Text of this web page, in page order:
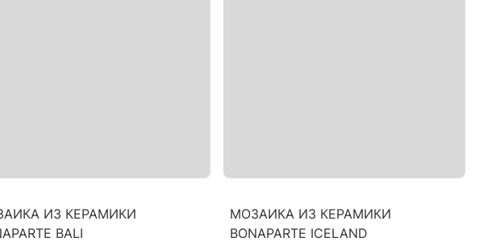
ИЗ КЕРАМИКИ
BALI
МОЗАИКА ИЗ КЕРАМИКИ
BONAPARTE ICELAND